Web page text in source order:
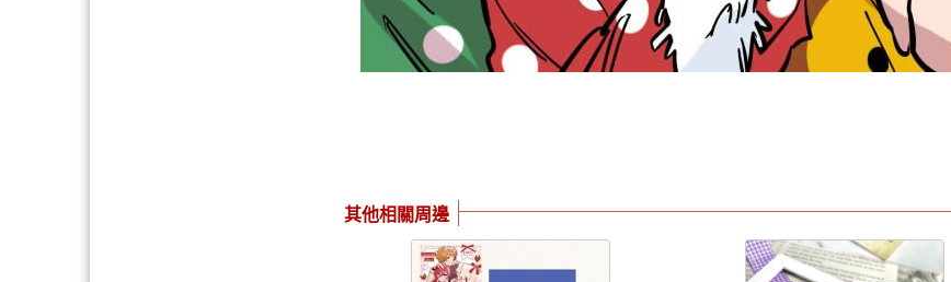
其他相關周邊